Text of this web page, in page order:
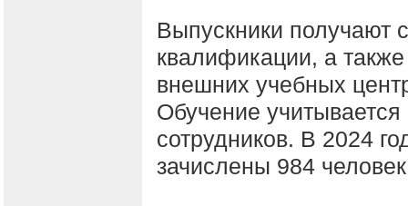
Выпускники получают
квалификации, а
внешних учебных
Обучение учитывается
сотрудников. В 2024
зачислены 984